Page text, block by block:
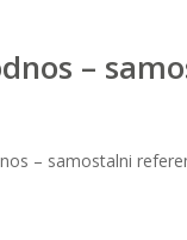
–
– samostalni